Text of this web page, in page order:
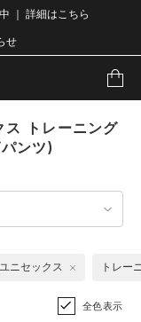
｜ 詳細はこちら
せ
ス トレーニング
ンツ)
ユニセックス トレー
全色表示